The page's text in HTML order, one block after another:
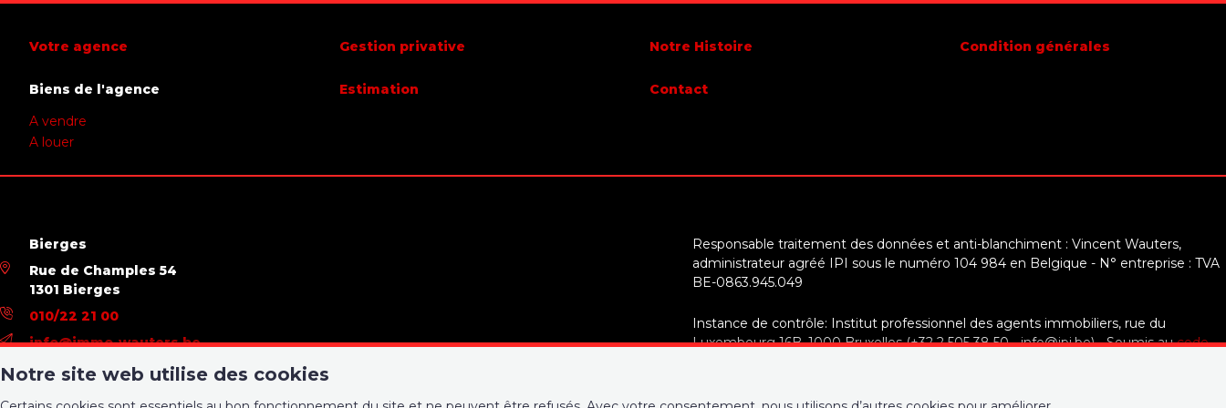
Notre site web utilise des cookies
Votre agence
Biens de l'agence
A vendre
A louer
Gestion privative
Estimation
Notre Histoire
Contact
Condition générales
Bierges
Rue de Champles 54
1301 Bierges
010/22 21 00
info@immo-wauters.be
Responsable traitement des données et anti-blanchiment : Vincent Wauters,
administrateur agréé IPI sous le numéro 104 984 en Belgique - N° entreprise : TVA
BE-0863.945.049
Instance de contrôle: Institut professionnel des agents immobiliers, rue du
Luxembourg 16B, 1000 Bruxelles (+32 2 505 38 50 - info@ipi.be) - Soumis aucode
RC professionnelle et cautionnement via AXA Belgium SA, Place du Trône 1, 1000